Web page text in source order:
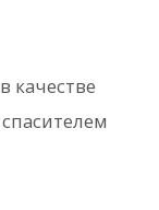
качестве